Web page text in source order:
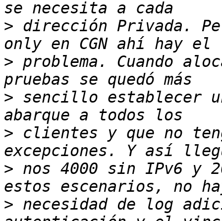
> dirección Privada.
> problema. Cuando
> sencillo establecer
> clientes y que no
> nos 4000 sin IPv6 y
> necesidad de log